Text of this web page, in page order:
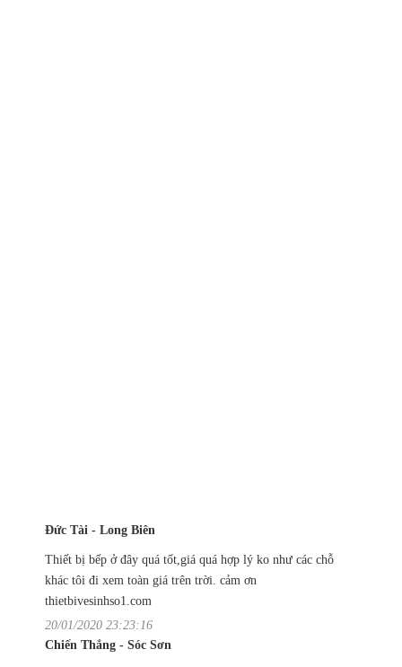
Đức Tài - Long Biên
Thiết bị bếp ở đây quá tốt,giá quá hợp lý ko như các chỗ
khác tôi đi xem toàn giá trên trời. cảm ơn
thietbivesinhso1.com
20/01/2020 23:23:16
Chiến Thắng - Sóc Sơn